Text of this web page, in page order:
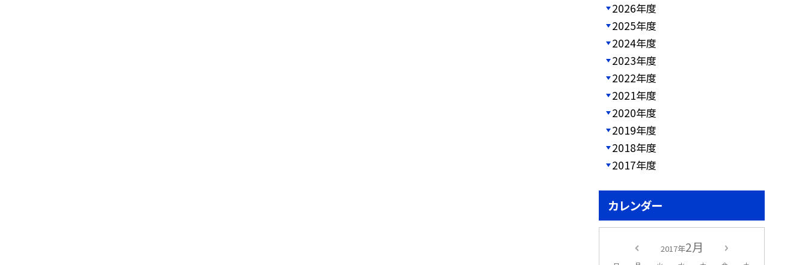
2026年度
2025年度
2024年度
2023年度
2022年度
2021年度
2020年度
2019年度
2018年度
2017年度
カレンダー
2017年2月